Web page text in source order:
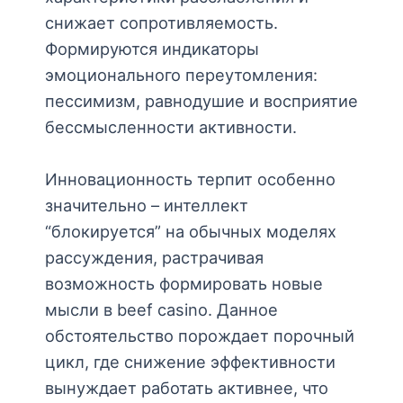
снижает сопротивляемость.
Формируются индикаторы
эмоционального переутомления:
пессимизм, равнодушие и восприятие
бессмысленности активности.
Инновационность терпит особенно
значительно – интеллект
“блокируется” на обычных моделях
рассуждения, растрачивая
возможность формировать новые
мысли в beef casino. Данное
обстоятельство порождает порочный
цикл, где снижение эффективности
вынуждает работать активнее, что